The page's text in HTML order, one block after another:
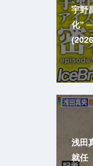
宇野
化”
浅田
就任